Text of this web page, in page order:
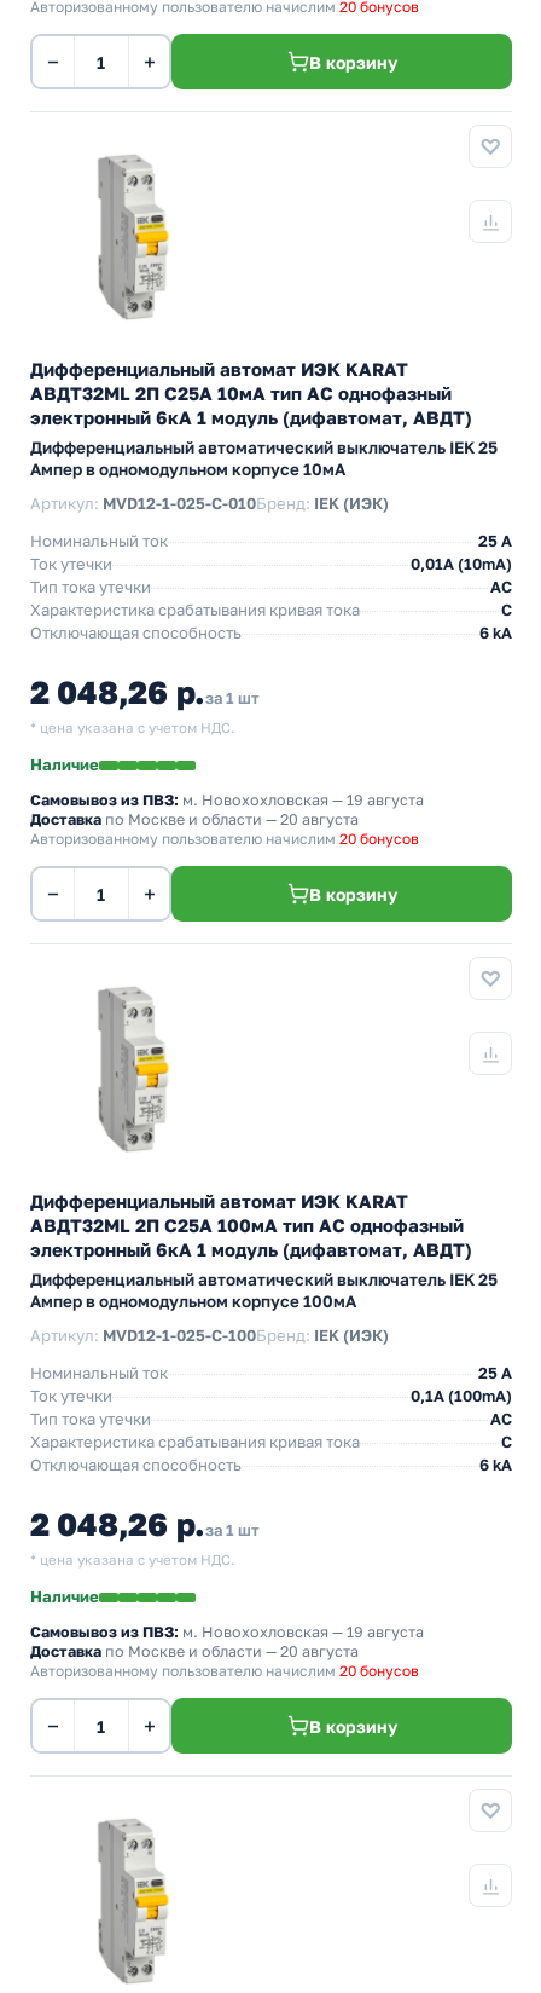
Авторизованному пользователю начислим 20 бонусов
− + В корзину
Дифференциальный автомат ИЭК KARAT
АВДТ32МL 2П С25А 10мА тип АС однофазный
электронный 6кА 1 модуль (дифавтомат, АВДТ)
Дифференциальный автоматический выключатель IEK 25
Ампер в одномодульном корпусе 10мА
Артикул: MVD12-1-025-C-010Бренд: IEK (ИЭК)
Номинальный ток
25 А
Ток утечки
0,01A (10mA)
Тип тока утечки
AC
Характеристика срабатывания кривая тока
C
Отключающая способность
6 kA
2 048,26 р.за 1 шт
* цена указана с учетом НДС.
Наличие
Самовывоз из ПВЗ: м. Новохохловская — 19 августа
Доставка по Москве и области — 20 августа
Авторизованному пользователю начислим 20 бонусов
− + В корзину
Дифференциальный автомат ИЭК KARAT
АВДТ32МL 2П С25А 100мА тип АС однофазный
электронный 6кА 1 модуль (дифавтомат, АВДТ)
Дифференциальный автоматический выключатель IEK 25
Ампер в одномодульном корпусе 100мА
Артикул: MVD12-1-025-C-100Бренд: IEK (ИЭК)
Номинальный ток
25 А
Ток утечки
0,1A (100mA)
Тип тока утечки
AC
Характеристика срабатывания кривая тока
C
Отключающая способность
6 kA
2 048,26 р.за 1 шт
* цена указана с учетом НДС.
Наличие
Самовывоз из ПВЗ: м. Новохохловская — 19 августа
Доставка по Москве и области — 20 августа
Авторизованному пользователю начислим 20 бонусов
− + В корзину